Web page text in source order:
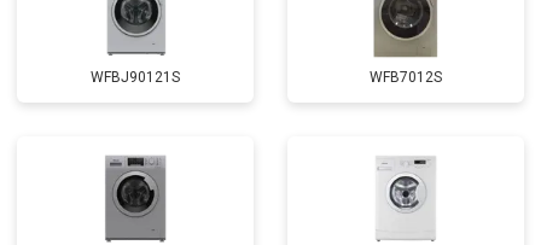
Замена блока управления от 3600 ₽ Заказать
Замена прессостата от 3350 ₽ Заказать
Замена сливного насоса от 3450 ₽
WFBJ90121S WFB7012S